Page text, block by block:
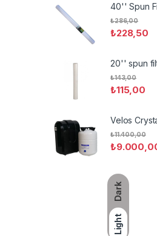
Dark
Light
40'' Spun
₺228,50
₺286,00
20'' spun
₺115,00
₺143,00
Velos
₺
₺11.400,00